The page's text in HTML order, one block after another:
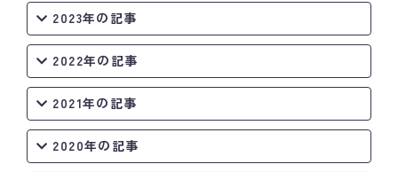
2023年の記事
2022年の記事
2021年の記事
2020年の記事